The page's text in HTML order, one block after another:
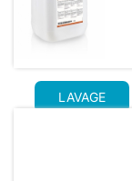
LAVAGE